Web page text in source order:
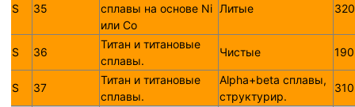
S 35
сплавы на основе Ni
или Со
Литые
S 36
Титан и титановые
сплавы.
Чистые
S 37
Титан и титановые
сплавы.
Alpha+beta сплавы,
структурир.